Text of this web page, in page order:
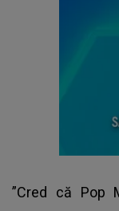
”Cred că Pop